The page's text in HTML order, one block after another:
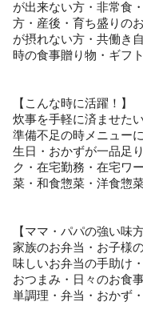
が出来ない方・非常食
方・産後・育ち盛りの
が摂れない方・共働き
時の食事贈り物・ギフ
【こんな時に活躍！】
炊事を手軽に済ませた
準備不足の時メニュー
生日・おかずが一品足
ク・在宅勤務・在宅ワ
菜・和食惣菜・洋食惣
【ママ・パパの強い味方
家族のお弁当・お子様
味しいお弁当の手助け
おつまみ・日々のお食
単調理・弁当・おかず